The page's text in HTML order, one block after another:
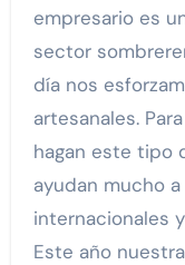
empresario es
sector
día nos
artesanales.
hagan este tipo
ayudan mucho
internacionales
Este año